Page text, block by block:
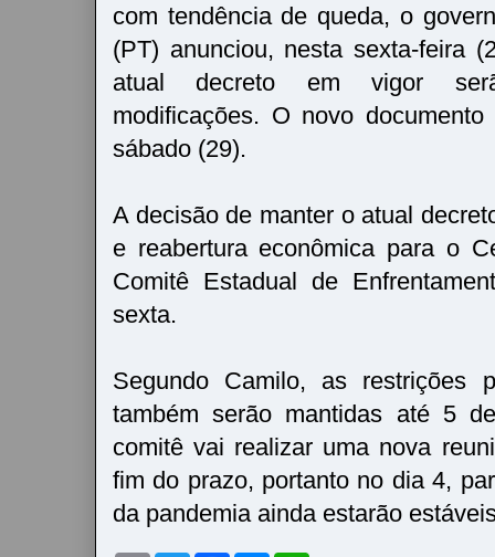
com tendência de queda, o
(PT) anunciou, nesta sexta-feira
atual decreto em vigor
modificações. O novo
sábado (29).
A decisão de manter o atual
e reabertura econômica para o
Comitê Estadual de
sexta.
Segundo Camilo, as restrições
também serão mantidas até 5
comitê vai realizar uma nova
fim do prazo, portanto no dia 4,
da pandemia ainda estarão